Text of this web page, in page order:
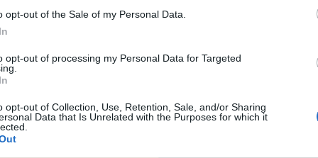
opt-out of the Sale of my Personal Data.
opt-out of processing my Personal Data for Targeted
opt-out of Collection, Use, Retention, Sale, and/or Sharing
Data that Is Unrelated with the Purposes for which it
non va in ferie: ogni
per te
propone un appuntamento diverso ogni sera, tra
laboratori creativi, sfide musicali e burraco